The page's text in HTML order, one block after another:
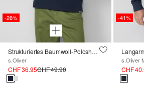
-26%
Strukturiertes Baumwoll-Poloshirt im Relaxed Fit
s.Oliver
CHF 36.95CHF 49.90
-41%
s.Oliver
CHF